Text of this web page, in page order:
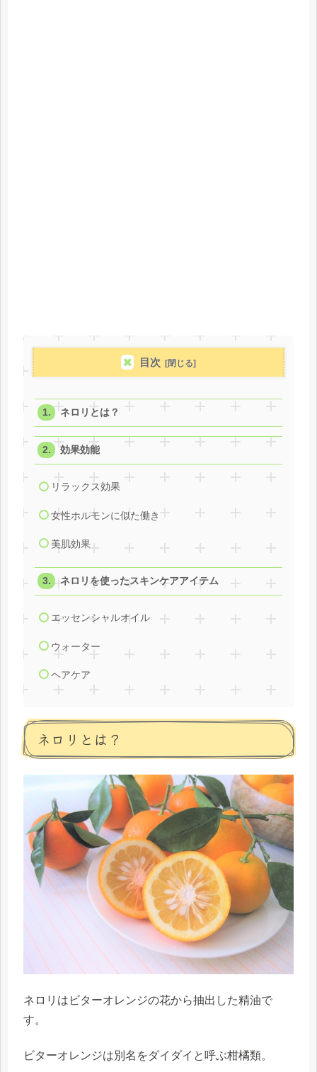
目次
ネロリとは？
効果効能
リラックス効果
女性ホルモンに似た働き
美肌効果
ネロリを使ったスキンケアアイテム
エッセンシャルオイル
ウォーター
ヘアケア
ネロリとは？
ネロリは ビターオレンジの花から抽出した精油で
す。
ビターオレンジは別名をダイダイと呼ぶ柑橘類。